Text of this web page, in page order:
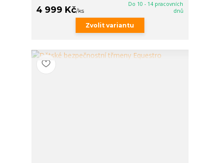
4 999 Kč/ks
Do 10 - 14 pracovních
dnů
Zvolit variantu